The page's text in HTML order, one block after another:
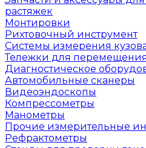
растяжек
Монтировки
Рихтовочный инструмент
Системы измерения
Тележки для перемещения
Диагностическое
Автомобильные сканеры
Видеоэндоскопы
Компрессометры
Манометры
Прочие измерительные
Рефрактометры